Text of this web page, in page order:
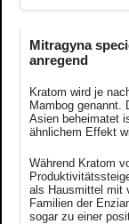
Mitragyna
anregend
Kratom wird je
Mambog genannt.
Asien beheimatet
ähnlichem Effekt
Während Kratom
als Hausmittel mit
Familien der
sogar zu einer